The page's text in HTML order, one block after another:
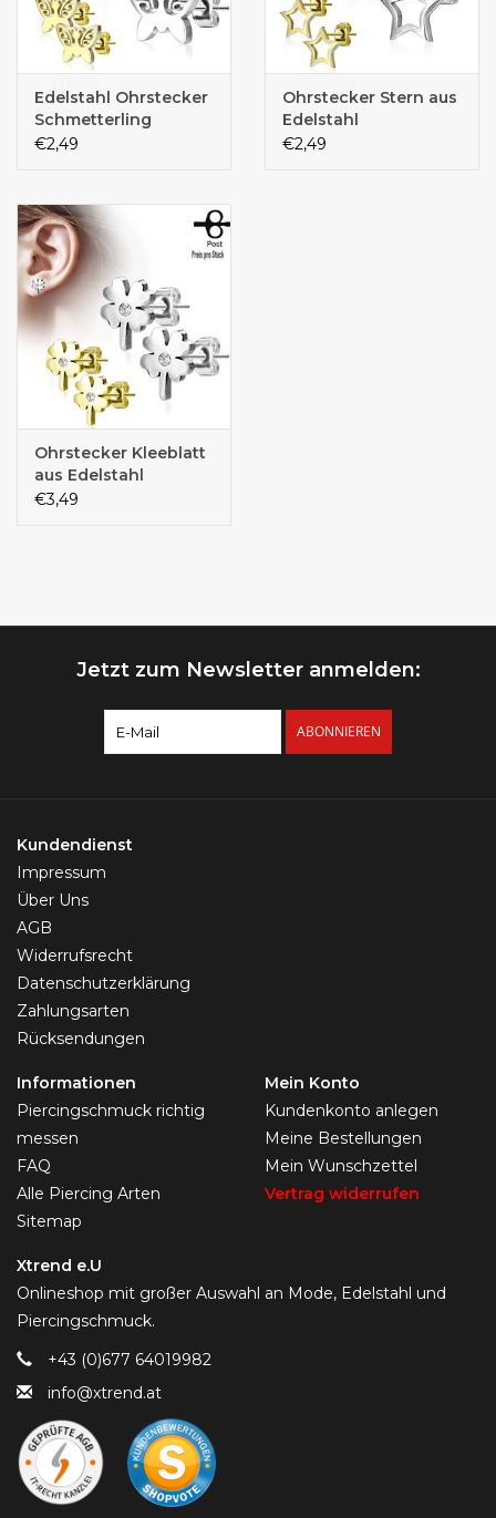
Edelstahl Ohrstecker
Schmetterling
€2,49
Ohrstecker Stern aus
Edelstahl
€2,49
Ohrstecker Kleeblatt
aus Edelstahl
€3,49
Jetzt zum Newsletter anmelden:
ABONNIEREN
Kundendienst
Impressum
Über Uns
AGB
Widerrufsrecht
Datenschutzerklärung
Zahlungsarten
Rücksendungen
Informationen
Piercingschmuck richtig
messen
FAQ
Alle Piercing Arten
Sitemap
Mein Konto
Kundenkonto anlegen
Meine Bestellungen
Mein Wunschzettel
Vertrag widerrufen
Xtrend e.U
Onlineshop mit großer Auswahl an Mode, Edelstahl und
Piercingschmuck.
+43 (0)677 64019982
info@xtrend.at